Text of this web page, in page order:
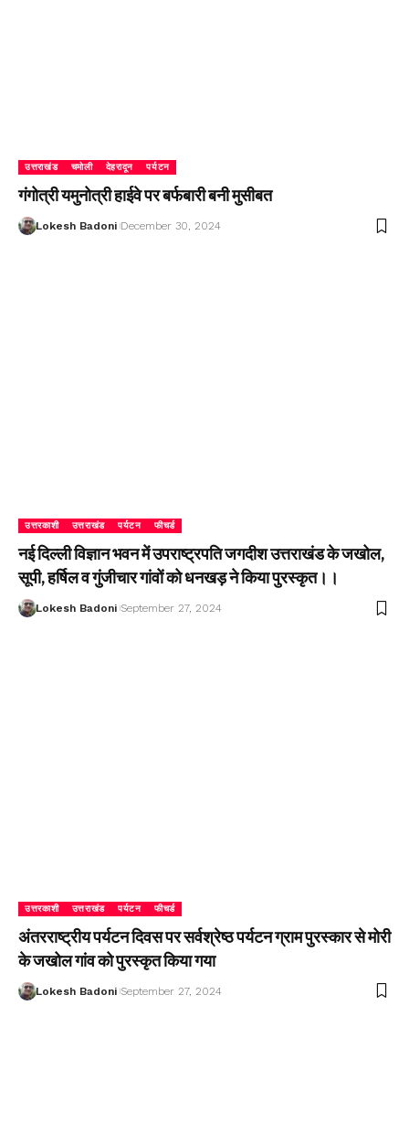
उत्तराखंड चमोली देहरादून पर्यटन
गंगोत्री यमुनोत्री हाईवे पर बर्फबारी बनी मुसीबत
Lokesh Badoni December 30, 2024
उत्तरकाशी उत्तराखंड पर्यटन फीचर्ड
नई दिल्ली विज्ञान भवन में उपराष्ट्रपति जगदीश उत्तराखंड के जखोल,
सूपी, हर्षिल व गुंजीचार गांवों को धनखड़ ने किया पुरस्कृत।।
Lokesh Badoni September 27, 2024
उत्तरकाशी उत्तराखंड पर्यटन फीचर्ड
अंतरराष्ट्रीय पर्यटन दिवस पर सर्वश्रेष्ठ पर्यटन ग्राम पुरस्कार से मोरी
के जखोल गांव को पुरस्कृत किया गया
Lokesh Badoni September 27, 2024